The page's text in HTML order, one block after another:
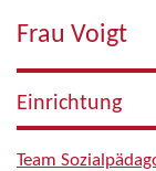
Frau Voigt
Einrichtung
Team